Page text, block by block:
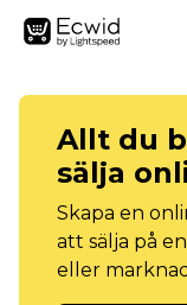
Allt du
sälja
Skapa en
att sälja på
eller